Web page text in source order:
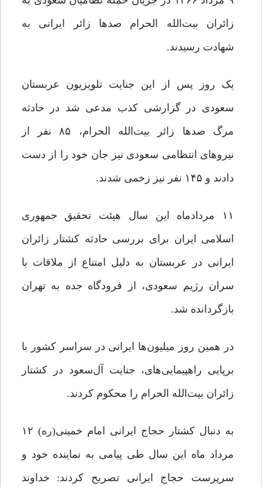
زائران بیت‌الله الحرام صدها زائر ایرانی به
شهادت رسیدند.
یک روز پس از این جنایت تلویزیون عربستان
سعودی در گزارشی کذب مدعی شد در حادثه
مرگ صدها زائر بیت‌الله الحرام، ۸۵ نفر از
نیروهای انتظامی سعودی نیز جان خود را از دست
دادند و ۱۴۵ نفر نیز زخمی شدند.
۱۱ مردادماه این سال هیئت تحقیق جمهوری
اسلامی ایران برای بررسی حادثه کشتار زائران
ایرانی در عربستان به دلیل امتناع از ملاقات با
سران رژیم سعودی، از فرودگاه جده به تهران
بازگردانده شد.
در همین روز میلیون‌ها ایرانی در سراسر کشور با
برپایی راهپیمایی‌های، جنایت آل‌سعود در کشتار
زائران بیت‌الله الحرام را محکوم کردند.
‏‎به دنبال کشتار حجاج ایرانی امام خمینی(ره) ۱۲
مرداد ماه این سال طی پیامی به نماینده خود و
سرپرست حجاج ایرانی تصریح کردند: خداوند